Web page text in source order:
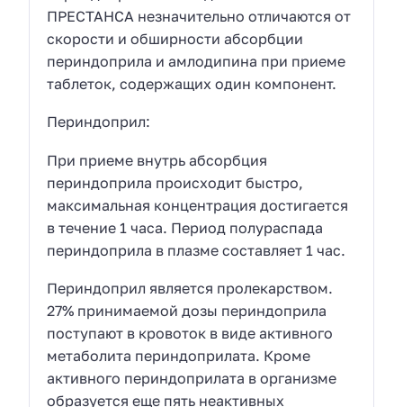
ПРЕСТАНСА незначительно отличаются от
скорости и обширности абсорбции
периндоприла и амлодипина при приеме
таблеток, содержащих один компонент.
Периндоприл:
При приеме внутрь абсорбция
периндоприла происходит быстро,
максимальная концентрация достигается
в течение 1 часа. Период полураспада
периндоприла в плазме составляет 1 час.
Периндоприл является пролекарством.
27% принимаемой дозы периндоприла
поступают в кровоток в виде активного
метаболита периндоприлата. Кроме
активного периндоприлата в организме
образуется еще пять неактивных